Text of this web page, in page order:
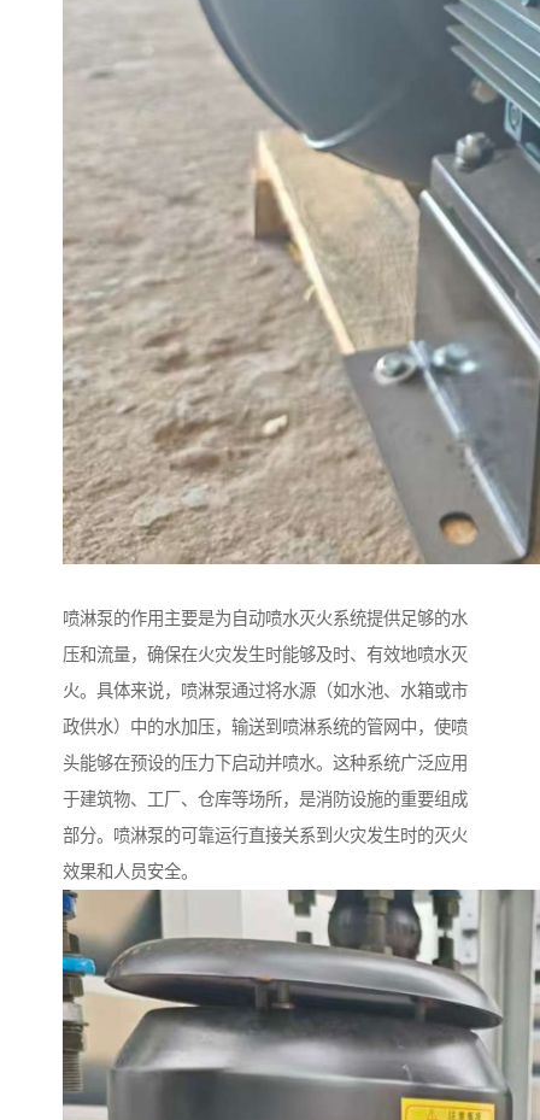
喷淋泵的作用主要是为自动喷水灭火系统提供足够的水
压和流量，确保在火灾发生时能够及时、有效地喷水灭
火。具体来说，喷淋泵通过将水源（如水池、水箱或市
政供水）中的水加压，输送到喷淋系统的管网中，使喷
头能够在预设的压力下启动并喷水。这种系统广泛应用
于建筑物、工厂、仓库等场所，是消防设施的重要组成
部分。喷淋泵的可靠运行直接关系到火灾发生时的灭火
效果和人员安全。